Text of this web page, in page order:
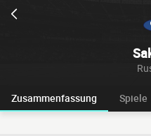
Zusammenfassung Spiele